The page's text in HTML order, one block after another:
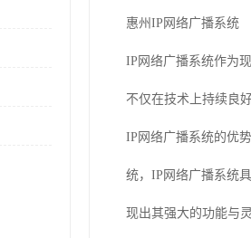
惠州IP网络广播系统
IP网络广播系统作为
不仅在技术上持续良
IP网络广播系统的优
统，IP网络广播系统
现出其强大的功能与灵